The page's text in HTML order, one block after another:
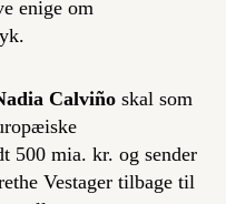
enige om
Calviño skal som
500 mia. kr. og sender
Vestager tilbage til